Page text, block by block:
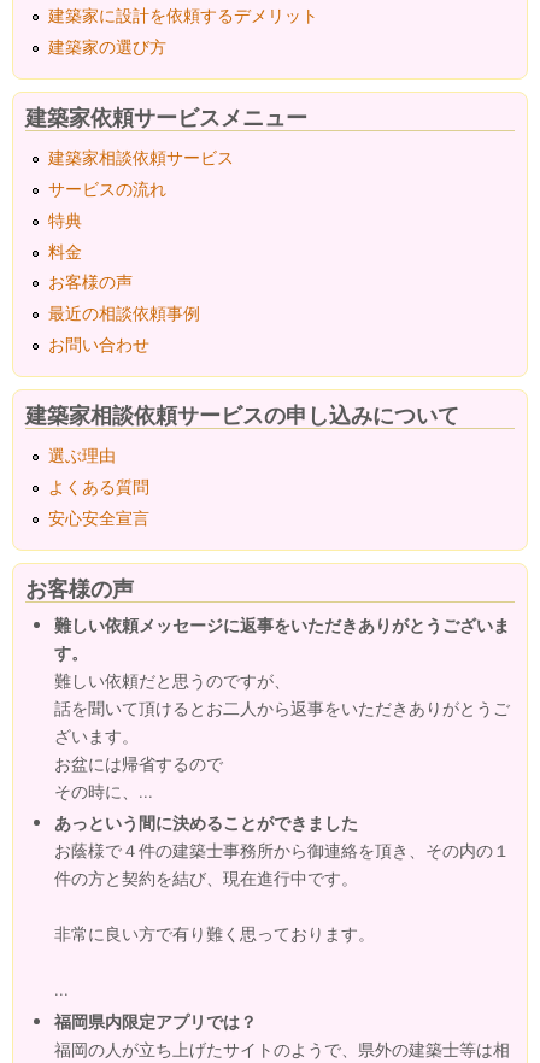
建築家に設計を依頼するデメリット
建築家の選び方
建築家依頼サービスメニュー
建築家相談依頼サービス
サービスの流れ
特典
料金
お客様の声
最近の相談依頼事例
お問い合わせ
建築家相談依頼サービスの申し込みについて
選ぶ理由
よくある質問
安心安全宣言
お客様の声
難しい依頼メッセージに返事をいただきありがとうございま
す。
難しい依頼だと思うのですが、
話を聞いて頂けるとお二人から返事をいただきありがとうご
ざいます。
お盆には帰省するので
その時に、...
あっという間に決めることができました
お蔭様で４件の建築士事務所から御連絡を頂き、その内の１
件の方と契約を結び、現在進行中です。
非常に良い方で有り難く思っております。
...
福岡県内限定アプリでは？
福岡の人が立ち上げたサイトのようで、県外の建築士等は相